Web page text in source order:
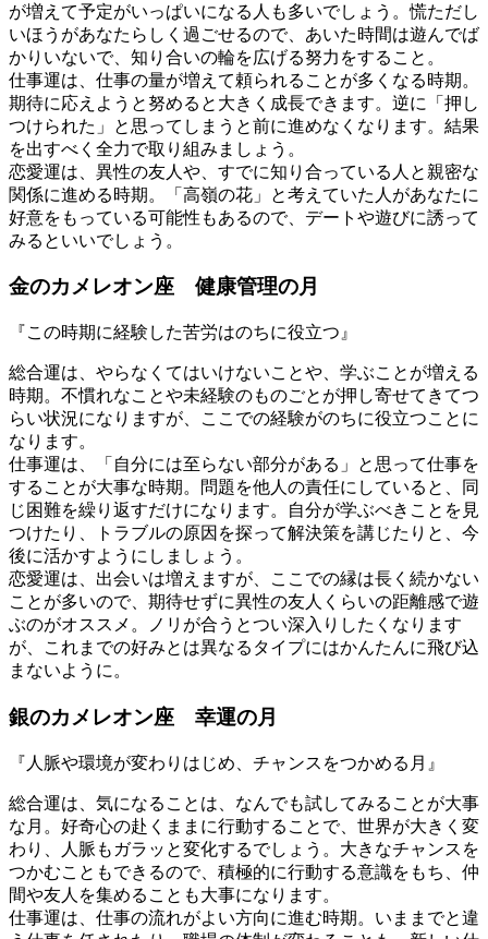
が増えて予定がいっぱいになる人も多いでしょう。慌ただし
いほうがあなたらしく過ごせるので、あいた時間は遊んでば
かりいないで、知り合いの輪を広げる努力をすること。
仕事運は、仕事の量が増えて頼られることが多くなる時期。
期待に応えようと努めると大きく成長できます。逆に「押し
つけられた」と思ってしまうと前に進めなくなります。結果
を出すべく全力で取り組みましょう。
恋愛運は、異性の友人や、すでに知り合っている人と親密な
関係に進める時期。「高嶺の花」と考えていた人があなたに
好意をもっている可能性もあるので、デートや遊びに誘って
みるといいでしょう。
金のカメレオン座 健康管理の月
『この時期に経験した苦労はのちに役立つ』
総合運は、やらなくてはいけないことや、学ぶことが増える
時期。不慣れなことや未経験のものごとが押し寄せてきてつ
らい状況になりますが、ここでの経験がのちに役立つことに
なります。
仕事運は、「自分には至らない部分がある」と思って仕事を
することが大事な時期。問題を他人の責任にしていると、同
じ困難を繰り返すだけになります。自分が学ぶべきことを見
つけたり、トラブルの原因を探って解決策を講じたりと、今
後に活かすようにしましょう。
恋愛運は、出会いは増えますが、ここでの縁は長く続かない
ことが多いので、期待せずに異性の友人くらいの距離感で遊
ぶのがオススメ。ノリが合うとつい深入りしたくなります
が、これまでの好みとは異なるタイプにはかんたんに飛び込
まないように。
銀のカメレオン座 幸運の月
『人脈や環境が変わりはじめ、チャンスをつかめる月』
総合運は、気になることは、なんでも試してみることが大事
な月。好奇心の赴くままに行動することで、世界が大きく変
わり、人脈もガラッと変化するでしょう。大きなチャンスを
つかむこともできるので、積極的に行動する意識をもち、仲
間や友人を集めることも大事になります。
仕事運は、仕事の流れがよい方向に進む時期。いままでと違